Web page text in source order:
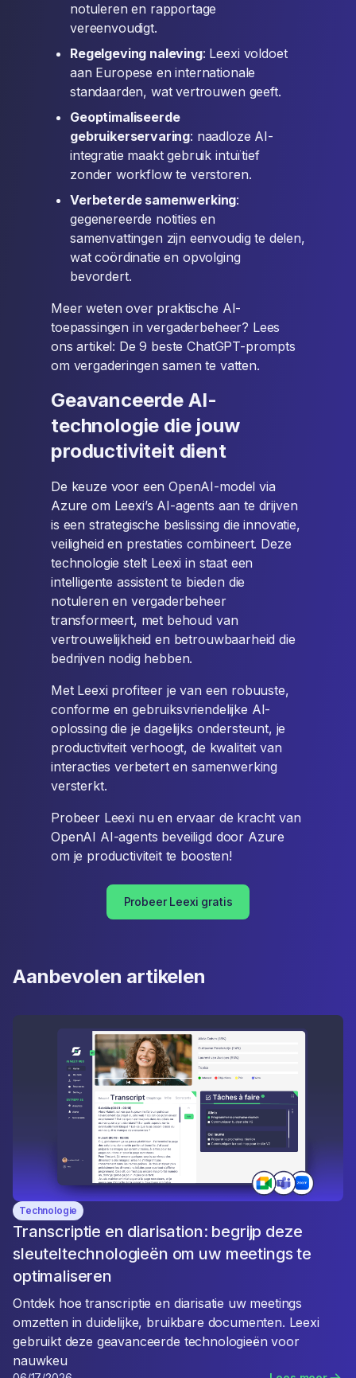
notuleren en rapportage
vereenvoudigt.
Regelgeving naleving: Leexi voldoet
aan Europese en internationale
standaarden, wat vertrouwen geeft.
Geoptimaliseerde
gebruikerservaring: naadloze AI-
integratie maakt gebruik intuïtief
zonder workflow te verstoren.
Verbeterde samenwerking:
gegenereerde notities en
samenvattingen zijn eenvoudig te delen,
wat coördinatie en opvolging
bevordert.
Meer weten over praktische AI-
toepassingen in vergaderbeheer? Lees
ons artikel: De 9 beste ChatGPT-prompts
om vergaderingen samen te vatten.
Geavanceerde AI-
technologie die jouw
productiviteit dient
De keuze voor een OpenAI-model via
Azure om Leexi’s AI-agents aan te drijven
is een strategische beslissing die innovatie,
veiligheid en prestaties combineert. Deze
technologie stelt Leexi in staat een
intelligente assistent te bieden die
notuleren en vergaderbeheer
transformeert, met behoud van
vertrouwelijkheid en betrouwbaarheid die
bedrijven nodig hebben.
Met Leexi profiteer je van een robuuste,
conforme en gebruiksvriendelijke AI-
oplossing die je dagelijks ondersteunt, je
productiviteit verhoogt, de kwaliteit van
interacties verbetert en samenwerking
versterkt.
Probeer Leexi nu en ervaar de kracht van
OpenAI AI-agents beveiligd door Azure
om je productiviteit te boosten!
Probeer Leexi gratis
Aanbevolen artikelen
Technologie
Transcriptie en diarisation: begrijp deze
sleuteltechnologieën om uw meetings te
optimaliseren
Ontdek hoe transcriptie en diarisatie uw meetings
omzetten in duidelijke, bruikbare documenten. Leexi
gebruikt deze geavanceerde technologieën voor
nauwkeu